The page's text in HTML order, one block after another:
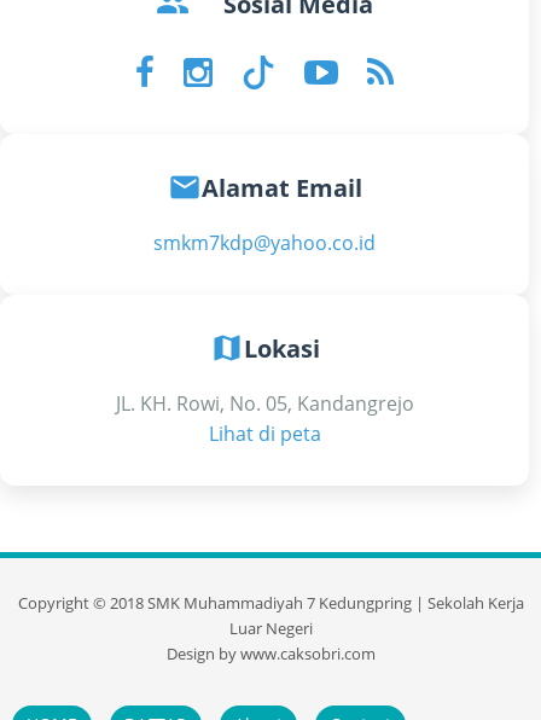
emailAlamat Email
smkm7kdp@yahoo.co.id
map Lokasi
JL. KH. Rowi, No. 05, Kandangrejo
Lihat di peta
Copyright ©2018 SMK Muhammadiyah 7 Kedungpring | Sekolah Kerja
Luar Negeri
Design bywww.caksobri.com